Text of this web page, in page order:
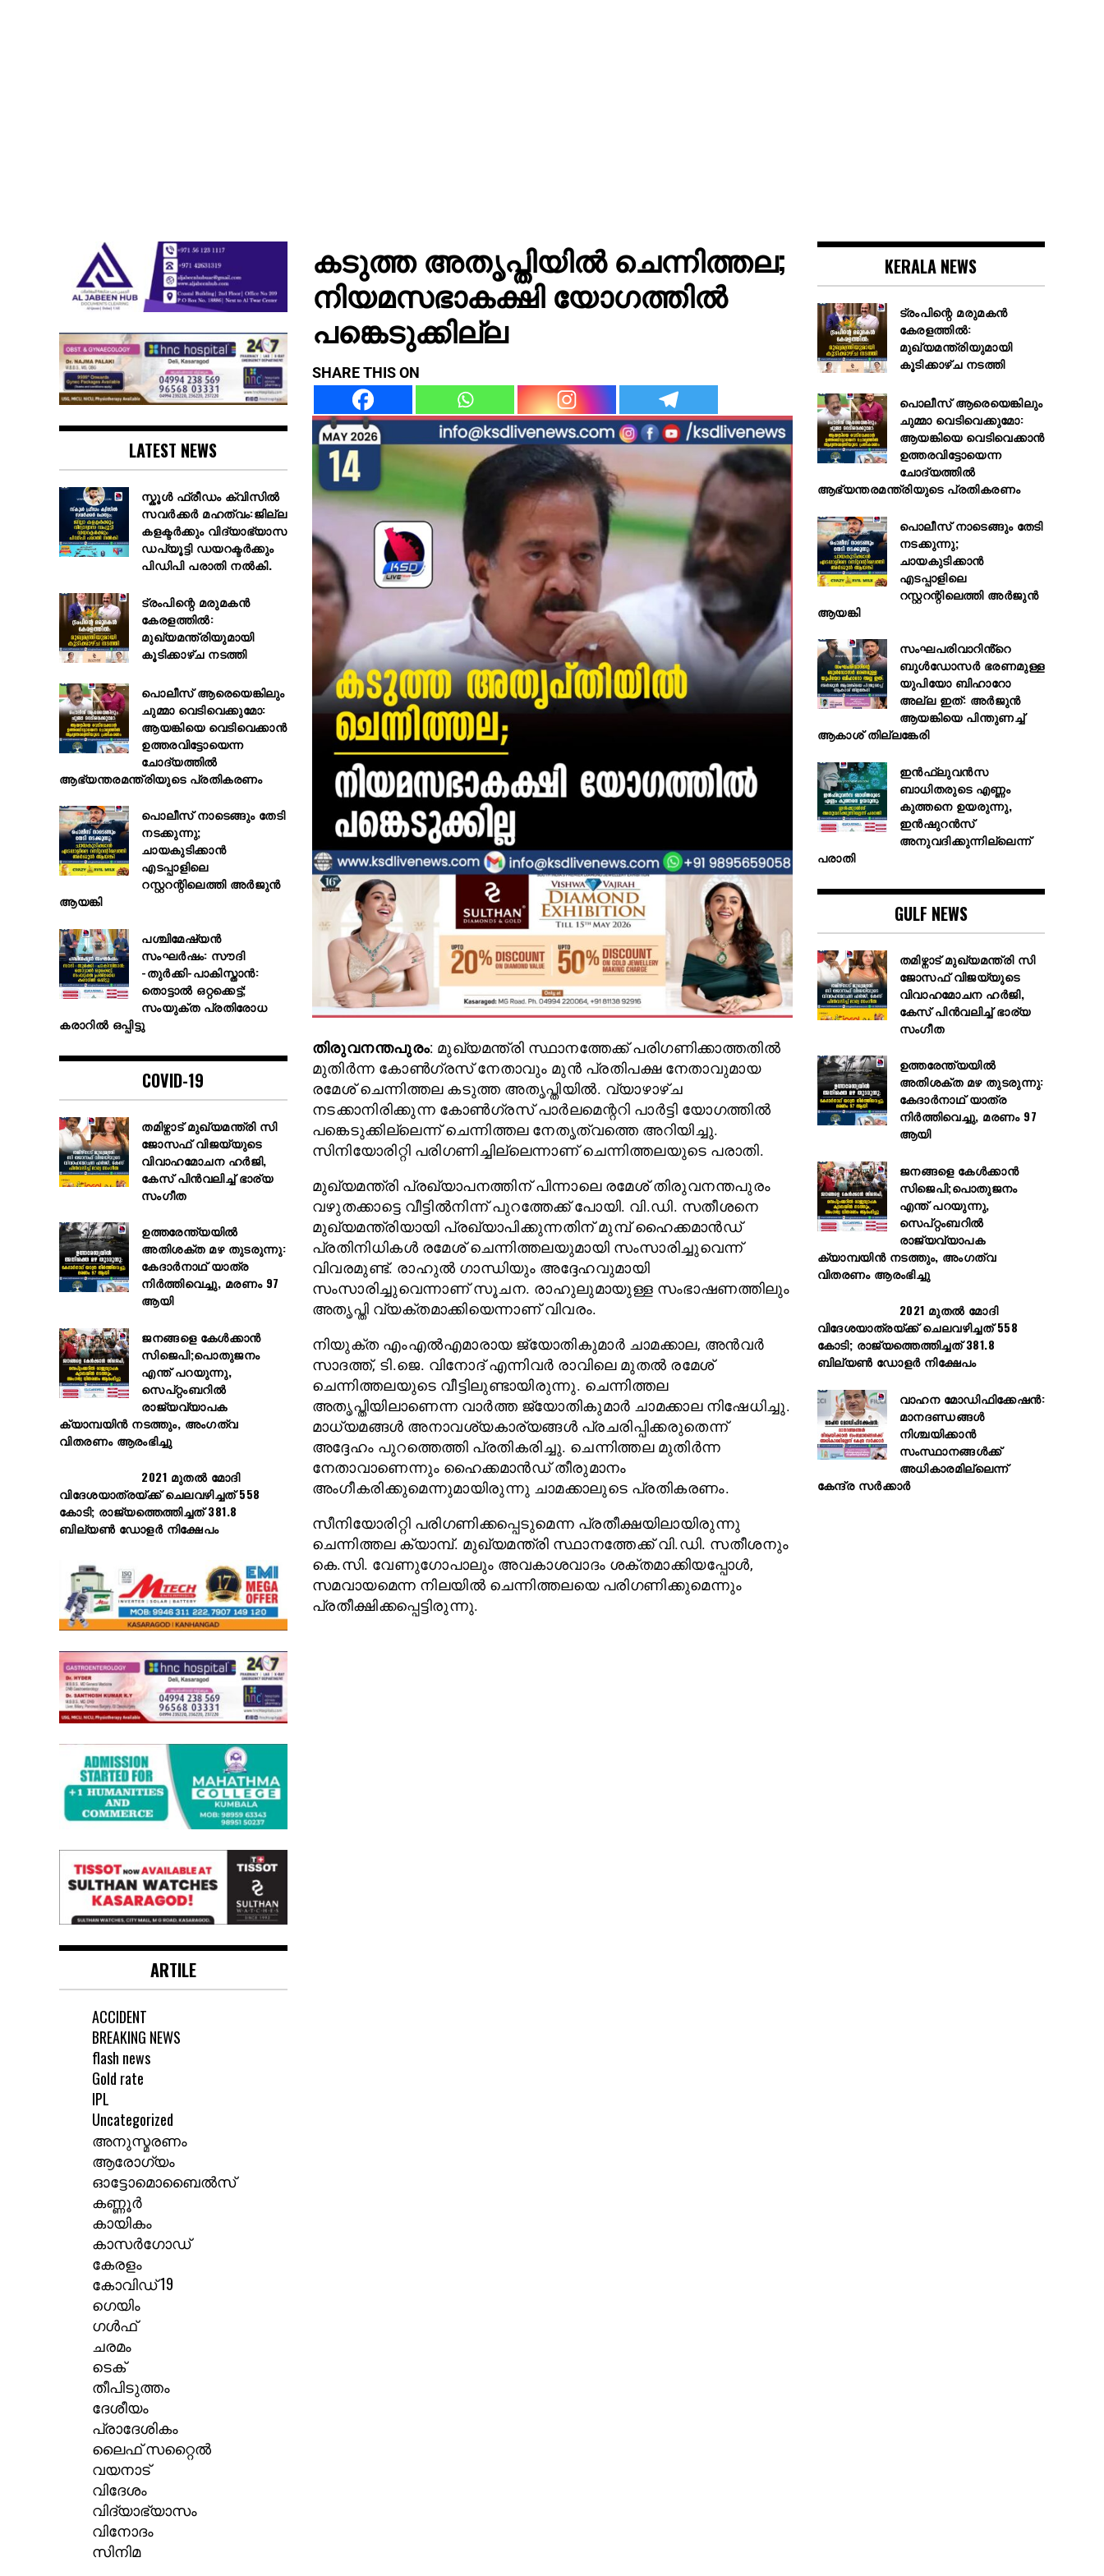
കടുത്ത അതൃപ്തിയിൽ ചെന്നിത്തല;
നിയമസഭാകക്ഷി യോഗത്തിൽ
പങ്കെടുക്കില്ല
SHARE THIS ON
തിരുവനന്തപുരം: മുഖ്യമന്ത്രി സ്ഥാനത്തേക്ക് പരിഗണിക്കാത്തതിൽ
മുതിർന്ന കോൺഗ്രസ് നേതാവും മുൻ പ്രതിപക്ഷ നേതാവുമായ
രമേശ് ചെന്നിത്തല കടുത്ത അതൃപ്തിയിൽ. വ്യാഴാഴ്ച
നടക്കാനിരിക്കുന്ന കോൺഗ്രസ് പാർലമെന്ററി പാർട്ടി യോഗത്തിൽ
പങ്കെടുക്കില്ലെന്ന് ചെന്നിത്തല നേതൃത്വത്തെ അറിയിച്ചു.
സിനിയോരിറ്റി പരിഗണിച്ചില്ലെന്നാണ് ചെന്നിത്തലയുടെ പരാതി.
മുഖ്യമന്ത്രി പ്രഖ്യാപനത്തിന് പിന്നാലെ രമേശ് തിരുവനന്തപുരം
വഴുതക്കാട്ടെ വീട്ടിൽനിന്ന് പുറത്തേക്ക് പോയി. വി.ഡി. സതീശനെ
മുഖ്യമന്ത്രിയായി പ്രഖ്യാപിക്കുന്നതിന് മുമ്പ് ഹൈക്കമാൻഡ്
പ്രതിനിധികൾ രമേശ് ചെന്നിത്തലയുമായി സംസാരിച്ചുവെന്ന്
വിവരമുണ്ട്. രാഹുൽ ഗാന്ധിയും അദ്ദേഹവുമായി
സംസാരിച്ചുവെന്നാണ് സൂചന. രാഹുലുമായുള്ള സംഭാഷണത്തിലും
അതൃപ്തി വ്യക്തമാക്കിയെന്നാണ് വിവരം.
നിയുക്ത എംഎൽഎമാരായ ജ്യോതികുമാർ ചാമക്കാല, അൻവർ
സാദത്ത്, ടി.ജെ. വിനോദ് എന്നിവർ രാവിലെ മുതൽ രമേശ്
ചെന്നിത്തലയുടെ വീട്ടിലുണ്ടായിരുന്നു. ചെന്നിത്തല
അതൃപ്തിയിലാണെന്ന വാർത്ത ജ്യോതികുമാർ ചാമക്കാല നിഷേധിച്ചു.
മാധ്യമങ്ങൾ അനാവശ്യകാര്യങ്ങൾ പ്രചരിപ്പിക്കരുതെന്ന്
അദ്ദേഹം പുറത്തെത്തി പ്രതികരിച്ചു. ചെന്നിത്തല മുതിർന്ന
നേതാവാണെന്നും ഹൈക്കമാൻഡ് തീരുമാനം
അംഗീകരിക്കുമെന്നുമായിരുന്നു ചാമക്കാലുടെ പ്രതികരണം.
സീനിയോരിറ്റി പരിഗണിക്കപ്പെടുമെന്ന പ്രതീക്ഷയിലായിരുന്നു
ചെന്നിത്തല ക്യാമ്പ്. മുഖ്യമന്ത്രി സ്ഥാനത്തേക്ക് വി.ഡി. സതീശനും
കെ.സി. വേണുഗോപാലും അവകാശവാദം ശക്തമാക്കിയപ്പോൾ,
സമവായമെന്ന നിലയിൽ ചെന്നിത്തലയെ പരിഗണിക്കുമെന്നും
പ്രതീക്ഷിക്കപ്പെട്ടിരുന്നു.
LATEST NEWS
സ്കൂള്‍ ഫ്രീഡം ക്വിസില്‍
സവര്‍ക്കര്‍ മഹത്വം:ജില്ല
കളക്ടര്‍ക്കും വിദ്യാഭ്യാസ
ഡപ്യൂട്ടി ഡയറക്ടര്‍ക്കും
പിഡിപി പരാതി നല്‍കി.
ട്രംപിന്റെ മരുമകൻ
കേരളത്തിൽ:
മുഖ്യമന്ത്രിയുമായി
കൂടിക്കാഴ്ച നടത്തി
പൊലീസ് ആരെയെങ്കിലും
ചുമ്മാ വെടിവെക്കുമോ:
ആയങ്കിയെ വെടിവെക്കാൻ
ഉത്തരവിട്ടോയെന്ന
ചോദ്യത്തിൽ
ആഭ്യന്തരമന്ത്രിയുടെ പ്രതികരണം
പൊലീസ് നാടെങ്ങും തേടി
നടക്കുന്നു;
ചായകുടിക്കാൻ
എടപ്പാളിലെ
റസ്റ്ററന്റിലെത്തി അർജുൻ
ആയങ്കി
പശ്ചിമേഷ്യൻ
സംഘർഷം: സൗദി
-തുർക്കി-പാകിസ്താൻ:
തൊട്ടാല്‍ ഒറ്റക്കെട്ട്;
സംയുക്ത പ്രതിരോധ
കരാറിൽ ഒപ്പിട്ടു
COVID-19
തമിഴ്നാട് മുഖ്യമന്ത്രി സി
ജോസഫ് വിജയ്‌യുടെ
വിവാഹമോചന ഹർജി,
കേസ് പിൻവലിച്ച് ഭാര്യ
സംഗീത
ഉത്തരേന്ത്യയിൽ
അതിശക്ത മഴ തുടരുന്നു:
കേദാർനാഥ് യാത്ര
നിർത്തിവെച്ചു, മരണം 97
ആയി
ജനങ്ങളെ കേൾക്കാൻ
സിജെപി;പൊതുജനം
എന്ത് പറയുന്നു,
സെപ്റ്റംബറിൽ
രാജ്യവ്യാപക
ക്യാമ്പയിൻ നടത്തും, അംഗത്വ
വിതരണം ആരംഭിച്ചു
2021 മുതൽ മോദി
വിദേശയാത്രയ്ക്ക് ചെലവഴിച്ചത് 558
കോടി; രാജ്യത്തെത്തിച്ചത് 381.8
ബില്യൺ ഡോളർ നിക്ഷേപം
ARTILE
ACCIDENT
BREAKING NEWS
flash news
Gold rate
IPL
Uncategorized
അനുസ്മരണം
ആരോഗ്യം
ഓട്ടോമൊബൈൽസ്
കണ്ണൂർ
കായികം
കാസർഗോഡ്
കേരളം
കോവിഡ് 19
ഗെയിം
ഗൾഫ്
ചരമം
ടെക്
തീപിടുത്തം
ദേശീയം
പ്രാദേശികം
ലൈഫ് സറ്റൈൽ
വയനാട്
വിദേശം
വിദ്യാഭ്യാസം
വിനോദം
സിനിമ
KERALA NEWS
ട്രംപിന്റെ മരുമകൻ
കേരളത്തിൽ:
മുഖ്യമന്ത്രിയുമായി
കൂടിക്കാഴ്ച നടത്തി
പൊലീസ് ആരെയെങ്കിലും
ചുമ്മാ വെടിവെക്കുമോ:
ആയങ്കിയെ വെടിവെക്കാൻ
ഉത്തരവിട്ടോയെന്ന
ചോദ്യത്തിൽ
ആഭ്യന്തരമന്ത്രിയുടെ പ്രതികരണം
പൊലീസ് നാടെങ്ങും തേടി
നടക്കുന്നു;
ചായകുടിക്കാൻ
എടപ്പാളിലെ
റസ്റ്ററന്റിലെത്തി അർജുൻ
ആയങ്കി
സംഘപരിവാറിൻ്റെ
ബുള്‍ഡോസര്‍ ഭരണമുള്ള
യുപിയോ ബിഹാറോ
അല്ല ഇത്: അര്‍ജുന്‍
ആയങ്കിയെ പിന്തുണച്ച്
ആകാശ് തില്ലങ്കേരി
ഇൻഫ്ലുവൻസ
ബാധിതരുടെ എണ്ണം
കുത്തനെ ഉയരുന്നു,
ഇൻഷുറൻസ്
അനുവദിക്കുന്നില്ലെന്ന്
പരാതി
GULF NEWS
തമിഴ്നാട് മുഖ്യമന്ത്രി സി
ജോസഫ് വിജയ്‌യുടെ
വിവാഹമോചന ഹർജി,
കേസ് പിൻവലിച്ച് ഭാര്യ
സംഗീത
ഉത്തരേന്ത്യയിൽ
അതിശക്ത മഴ തുടരുന്നു:
കേദാർനാഥ് യാത്ര
നിർത്തിവെച്ചു, മരണം 97
ആയി
ജനങ്ങളെ കേൾക്കാൻ
സിജെപി;പൊതുജനം
എന്ത് പറയുന്നു,
സെപ്റ്റംബറിൽ
രാജ്യവ്യാപക
ക്യാമ്പയിൻ നടത്തും, അംഗത്വ
വിതരണം ആരംഭിച്ചു
2021 മുതൽ മോദി
വിദേശയാത്രയ്ക്ക് ചെലവഴിച്ചത് 558
കോടി; രാജ്യത്തെത്തിച്ചത് 381.8
ബില്യൺ ഡോളർ നിക്ഷേപം
വാഹന മോഡിഫിക്കേഷൻ:
മാനദണ്ഡങ്ങൾ
നിശ്ചയിക്കാൻ
സംസ്ഥാനങ്ങൾക്ക്
അധികാരമില്ലെന്ന്
കേന്ദ്ര സർക്കാർ